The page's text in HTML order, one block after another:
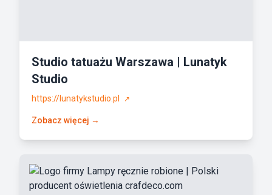
Studio tatuażu Warszawa | Lunatyk
Studio
https://lunatykstudio.pl ↗
Zobacz więcej →